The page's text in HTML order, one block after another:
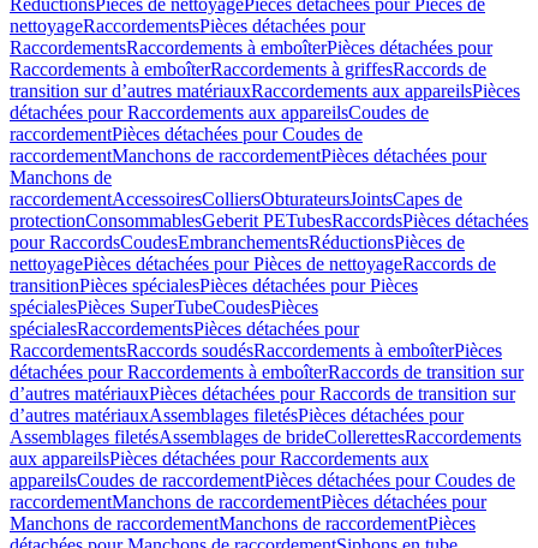
RéductionsPièces de nettoyagePièces détachées pour Pièces de
nettoyageRaccordementsPièces détachées pour
RaccordementsRaccordements à emboîterPièces détachées pour
Raccordements à emboîterRaccordements à griffesRaccords de
transition sur d’autres matériauxRaccordements aux appareilsPièces
détachées pour Raccordements aux appareilsCoudes de
raccordementPièces détachées pour Coudes de
raccordementManchons de raccordementPièces détachées pour
Manchons de
raccordementAccessoiresColliersObturateursJointsCapes de
protectionConsommablesGeberit PETubesRaccordsPièces détachées
pour RaccordsCoudesEmbranchementsRéductionsPièces de
nettoyagePièces détachées pour Pièces de nettoyageRaccords de
transitionPièces spécialesPièces détachées pour Pièces
spécialesPièces SuperTubeCoudesPièces
spécialesRaccordementsPièces détachées pour
RaccordementsRaccords soudésRaccordements à emboîterPièces
détachées pour Raccordements à emboîterRaccords de transition sur
d’autres matériauxPièces détachées pour Raccords de transition sur
d’autres matériauxAssemblages filetésPièces détachées pour
Assemblages filetésAssemblages de brideCollerettesRaccordements
aux appareilsPièces détachées pour Raccordements aux
appareilsCoudes de raccordementPièces détachées pour Coudes de
raccordementManchons de raccordementPièces détachées pour
Manchons de raccordementManchons de raccordementPièces